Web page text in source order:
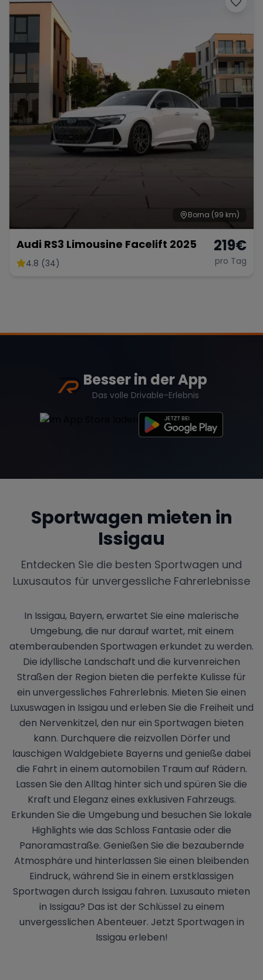
Borna (99 km)
Audi RS3 Limousine Facelift 2025
4.8 (34)
219€
pro Tag
Besser in der App
Das volle Drivable-Erlebnis
Sportwagen mieten in
Issigau
Entdecken Sie die besten Sportwagen und
Luxusautos für unvergessliche Fahrerlebnisse
In Issigau, Bayern, erwartet Sie eine malerische
Umgebung, die nur darauf wartet, mit einem
atemberaubenden Sportwagen erkundet zu werden.
Die idyllische Landschaft und die kurvenreichen
Straßen der Region bieten die perfekte Kulisse für
ein unvergessliches Fahrerlebnis. Mieten Sie einen
Luxuswagen in Issigau und erleben Sie die Freiheit und
den Nervenkitzel, den nur ein Sportwagen bieten
kann. Durchquere die reizvollen Dörfer und
lauschigen Waldgebiete Bayerns und genieße dabei
die Fahrt in einem automobilen Traum auf Rädern.
Lassen Sie den Alltag hinter sich und spüren Sie die
Kraft und Eleganz eines exklusiven Fahrzeugs.
Erkunden Sie die Umgebung und besuchen Sie lokale
Highlights wie das Schloss Fantasie oder die
Panoramastraße. Genießen Sie die bezaubernde
Atmosphäre und hinterlassen Sie einen bleibenden
Eindruck, während Sie in einem erstklassigen
Sportwagen durch Issigau fahren. Luxusauto mieten
in Issigau? Das ist der Schlüssel zu einem
unvergesslichen Abenteuer. Jetzt Sportwagen in
Issigau erleben!